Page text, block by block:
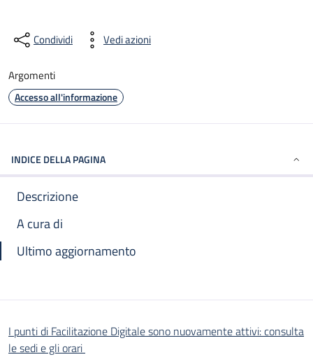
Condividi Vedi azioni
Argomenti
Accesso all'informazione
INDICE DELLA PAGINA
Descrizione
A cura di
Ultimo aggiornamento
I punti di Facilitazione Digitale sono nuovamente attivi: consulta
le sedi e gli orari